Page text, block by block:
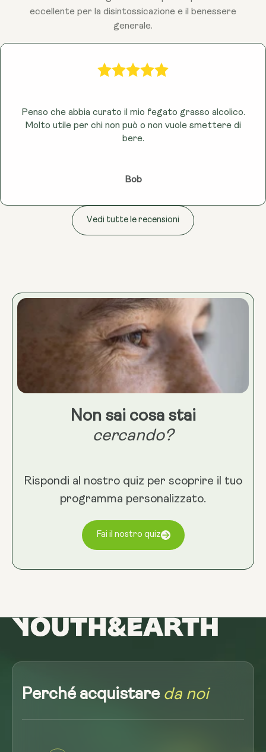
eccellente per la disintossicazione e il benessere
generale.
Penso che abbia curato il mio fegato grasso alcolico.
Molto utile per chi non può o non vuole smettere di
bere.
Bob
Vedi tutte le recensioni
Non sai cosa stai
cercando?
Rispondi al nostro quiz per scoprire il tuo
programma personalizzato.
Fai il nostro quiz
Perché acquistare da noi